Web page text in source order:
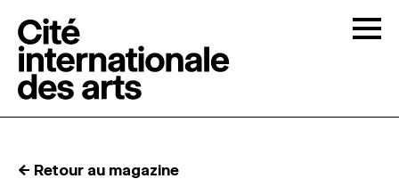
← Retour au magazine